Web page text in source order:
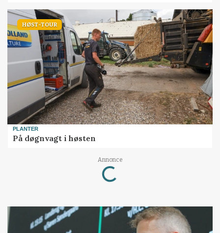
HØST-TOUR
PLANTER
På døgnvagt i høsten
Annonce
Loading...